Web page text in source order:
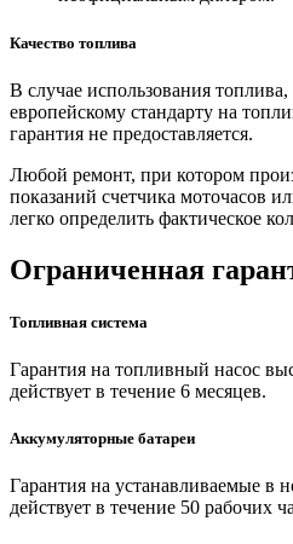
Качество топлива
В случае использования
европейскому стандарту на
гарантия не предоставляется.
Любой ремонт, при котором
показаний счетчика моточасов
легко определить фактическое
Ограниченная
Топливная система
Гарантия на топливный насос
действует в течение 6 месяцев.
Аккумуляторные батареи
Гарантия на устанавливаемые в
действует в течение 50 рабочих